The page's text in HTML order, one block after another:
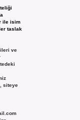
ile isim
taslak
ve
siteye